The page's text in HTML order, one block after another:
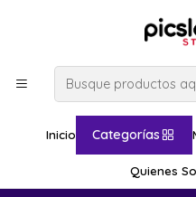
Inicio Categorías
Quienes